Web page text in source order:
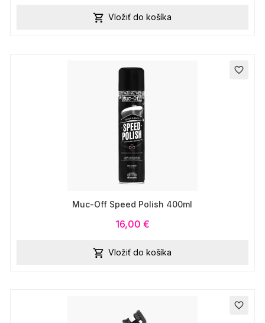
 Vložiť do košíka
favorite_border
Muc-Off Speed Polish 400ml
16,00 €
 Vložiť do košíka
favorite_border